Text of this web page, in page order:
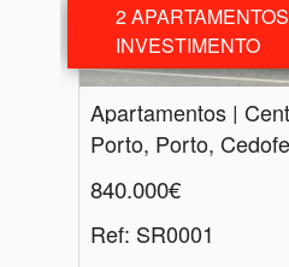
2
INVESTIMENTO
840.000€
Ref: SR0001